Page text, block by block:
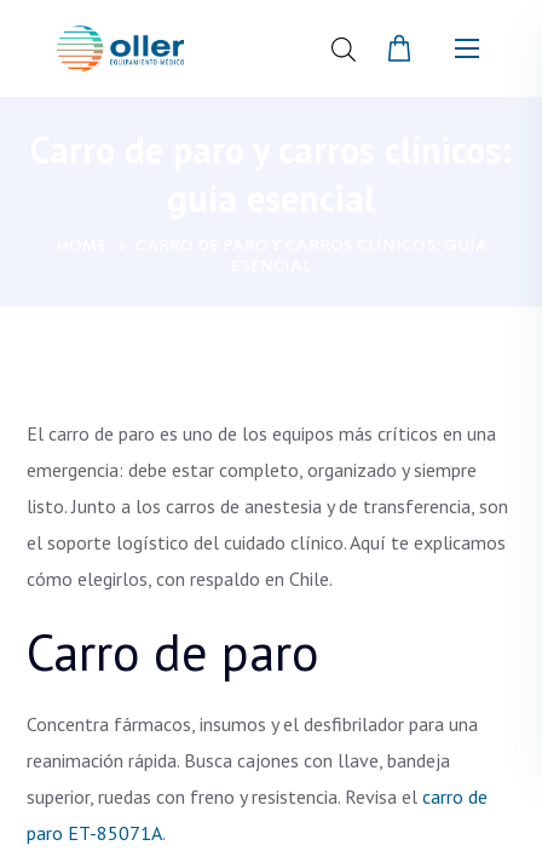
El carro de paro es uno de los equipos más críticos en una
emergencia: debe estar completo, organizado y siempre
listo. Junto a los carros de anestesia y de transferencia, son
el soporte logístico del cuidado clínico. Aquí te explicamos
cómo elegirlos, con respaldo en Chile.
Carro de paro
Concentra fármacos, insumos y el desfibrilador para una
reanimación rápida. Busca cajones con llave, bandeja
superior, ruedas con freno y resistencia. Revisa elcarro de
paro ET-85071A.